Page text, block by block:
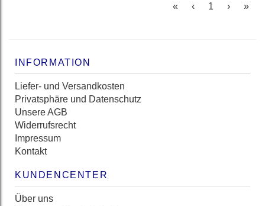
« ‹ 1 (current)
› »
INFORMATION
Liefer- und Versandkosten
Privatsphäre und Datenschutz
Unsere AGB
Widerrufsrecht
Impressum
Kontakt
KUNDENCENTER
Über uns